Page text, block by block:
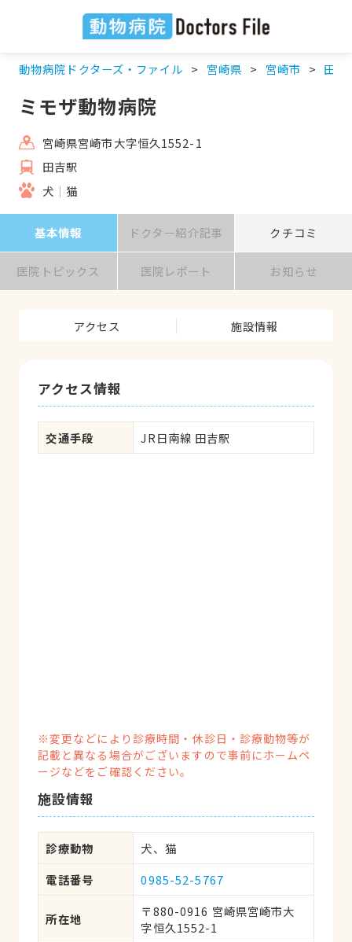
動物病院ドクターズ・ファイル 宮崎県 宮崎市 田吉
ミモザ動物病院
宮崎県宮崎市大字恒久1552-1
田吉駅
犬
猫
基本情報 ドクター紹介記事 クチコミ
医院トピックス 医院レポート お知らせ
アクセス 施設情報
アクセス情報
交通手段 JR日南線 田吉駅
※変更などにより診療時間・休診日・診療動物等が
記載と異なる場合がございますので事前にホームペ
ージなどをご確認ください。
施設情報
診療動物
犬、猫
電話番号
0985-52-5767
所在地
〒880-0916 宮崎県宮崎市大
字恒久1552-1